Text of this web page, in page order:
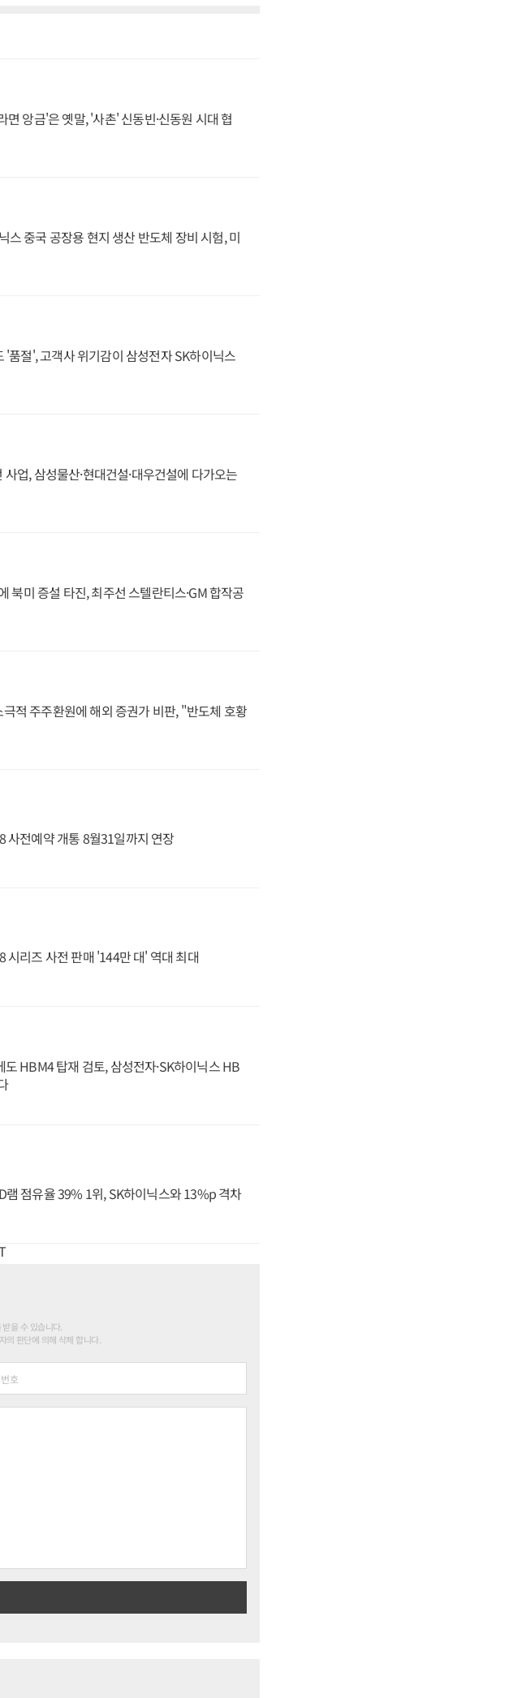
면 앙금'은 옛말, '사촌' 신동빈·신동원 시대 협
스 중국 공장용 현지 생산 반도체 장비 시험, 미
'품절', 고객사 위기감이 삼성전자 SK하이닉스
업, 삼성물산·현대건설·대우건설에 다가오는
북미 증설 타진, 최주선 스텔란티스·GM 합작공
적 주주환원에 해외 증권가 비판, "반도체 호황
사전예약 개통 8월31일까지 연장
시리즈 사전 판매 '144만 대' 역대 최대
HBM4 탑재 검토, 삼성전자·SK하이닉스 HB
램 점유율 39% 1위, SK하이닉스와 13%p 격차
을 수 있습니다.
의 판단에 의해 삭제 합니다.